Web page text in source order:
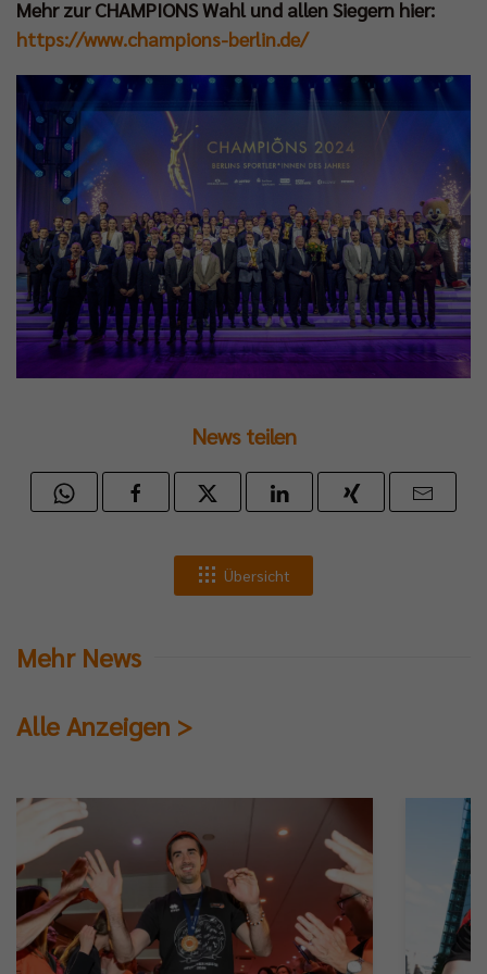
Mehr zur CHAMPIONS Wahl und allen Siegern hier:
https://www.champions-berlin.de/
News teilen
Übersicht
Mehr News
Alle Anzeigen >